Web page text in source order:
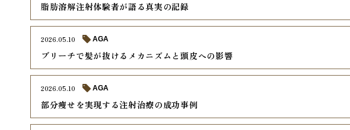
脂肪溶解注射体験者が語る真実の記録
ブリーチで髪が抜けるメカニズムと頭皮への影響
2026.05.10 AGA
部分痩せを実現する注射治療の成功事例
2026.05.10 AGA